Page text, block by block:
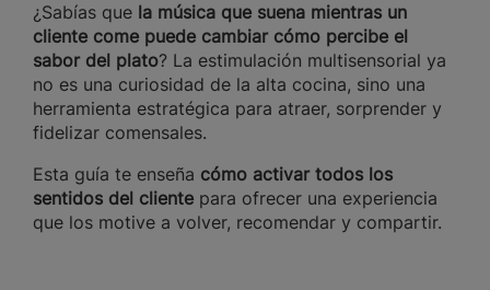
¿Sabías que la música que suena mientras un
cliente come puede cambiar cómo percibe el
sabor del plato? La estimulación multisensorial ya
no es una curiosidad de la alta cocina, sino una
herramienta estratégica para atraer, sorprender y
fidelizar comensales.
Esta guía te enseña cómo activar todos los
sentidos del cliente para ofrecer una experiencia
que los motive a volver, recomendar y compartir.